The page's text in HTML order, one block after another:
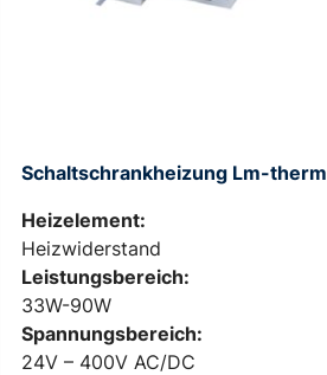
Schaltschrankheizung Lm-therm
Heizelement:
Heizwiderstand
Leistungsbereich:
33W-90W
Spannungsbereich:
24V – 400V AC/DC